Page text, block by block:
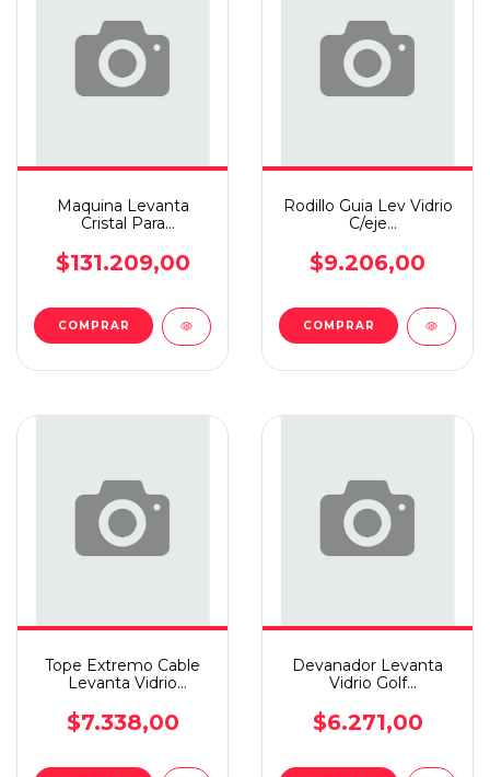
Maquina Levanta
Cristal Para
+05 Elec I
$131.209,00
COMPRAR
Rodillo Guia Lev Vidrio
C/eje
X2
$9.206,00
Tope Extremo Cable
Levanta Vidrio
$7.338,00
Devanador Levanta
Vidrio Golf
$6.271,00